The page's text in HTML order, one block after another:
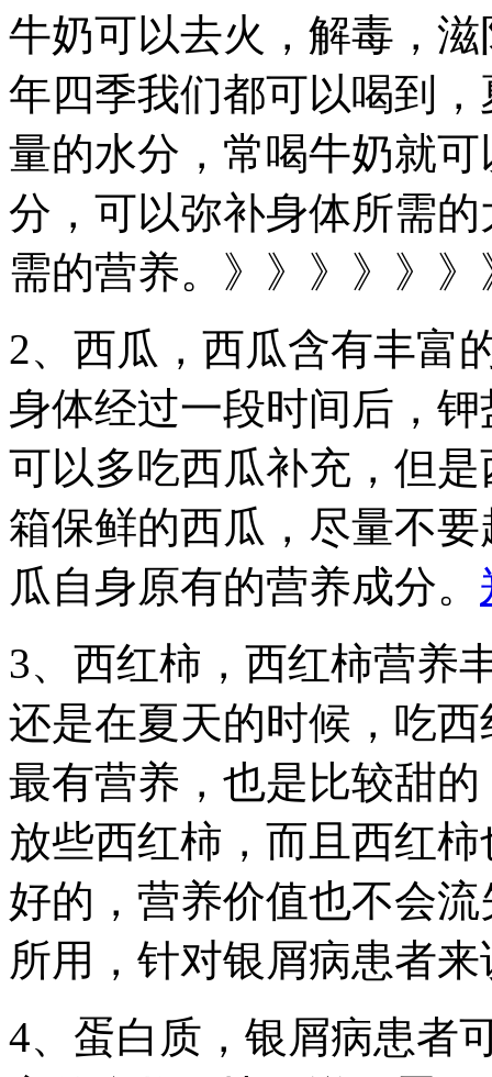
牛奶可以去火，解毒，
年四季我们都可以喝到
量的水分，常喝牛奶就
分，可以弥补身体所需
需的营养。》》》》》
2、西瓜，西瓜含有丰富
身体经过一段时间后，
可以多吃西瓜补充，但
箱保鲜的西瓜，尽量不
瓜自身原有的营养成分。
3、西红柿，西红柿营养
还是在夏天的时候，吃
最有营养，也是比较甜
放些西红柿，而且西红
好的，营养价值也不会
所用，针对银屑病患者
4、蛋白质，银屑病患者